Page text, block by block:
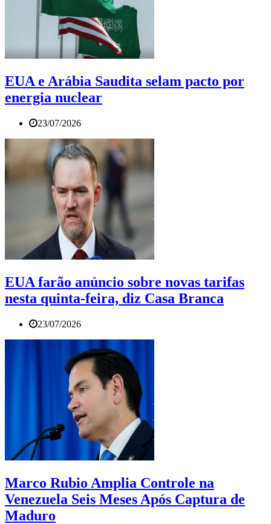
EUA e Arábia Saudita selam pacto por
energia nuclear
23/07/2026
EUA farão anúncio sobre novas tarifas
nesta quinta-feira, diz Casa Branca
23/07/2026
Marco Rubio Amplia Controle na
Venezuela Seis Meses Após Captura de
Maduro